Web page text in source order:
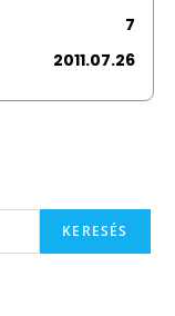
7
2011.07.26
KERESÉS